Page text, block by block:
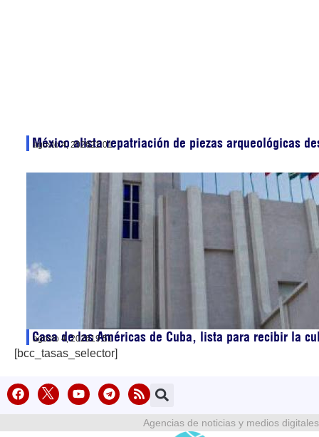
México alista repatriación de piezas arqueológicas
agosto 4, 202621:01
Casa de las Américas de Cuba, lista para recibir la
agosto 4, 202619:51
[bcc_tasas_selector]
Agencias de noticias y medios digitales